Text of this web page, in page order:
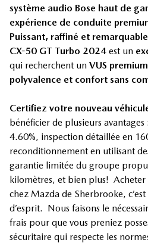
système audio Bose haut de
expérience de conduite
Puissant, raffiné et
CX-50 GT Turbo 2024 est un
qui recherchent un VUS
polyvalence et confort sans
Certifiez votre nouveau
bénéficier de plusieurs
4.60%, inspection détaillée en
reconditionnement en utilisant
garantie limitée du groupe
kilomètres, et bien plus! Acheter
chez Mazda de Sherbrooke,
d’esprit. Nous faisons le
frais pour que vous preniez
sécuritaire qui respecte les